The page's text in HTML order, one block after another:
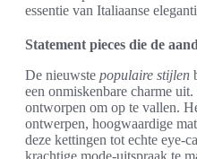
essentie van Italiaanse
Statement pieces die de
De nieuwste populaire stijlen
een onmiskenbare charme uit.
ontworpen om op te vallen.
ontwerpen, hoogwaardige
deze kettingen tot echte eye-
krachtige mode-uitspraak te